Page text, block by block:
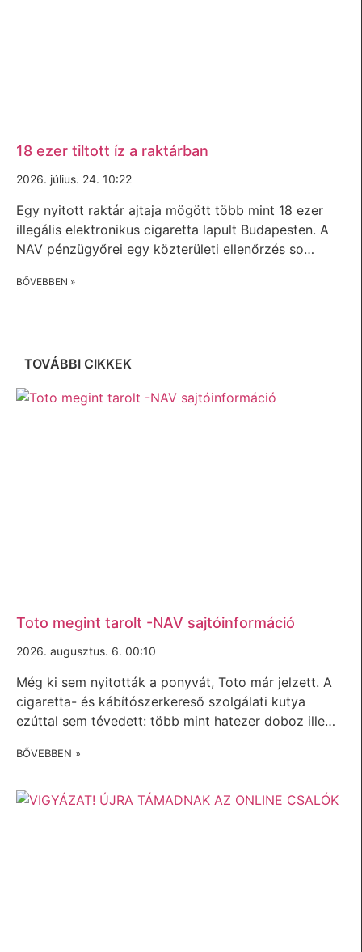
18 ezer tiltott íz a raktárban
2026. július. 24. 10:22
Egy nyitott raktár ajtaja mögött több mint 18 ezer
illegális elektronikus cigaretta lapult Budapesten. A
NAV pénzügyőrei egy közterületi ellenőrzés so…
BŐVEBBEN »
TOVÁBBI CIKKEK
Toto megint tarolt -NAV sajtóinformáció
2026. augusztus. 6. 00:10
Még ki sem nyitották a ponyvát, Toto már jelzett. A
cigaretta- és kábítószerkereső szolgálati kutya
ezúttal sem tévedett: több mint hatezer doboz ille…
BŐVEBBEN »